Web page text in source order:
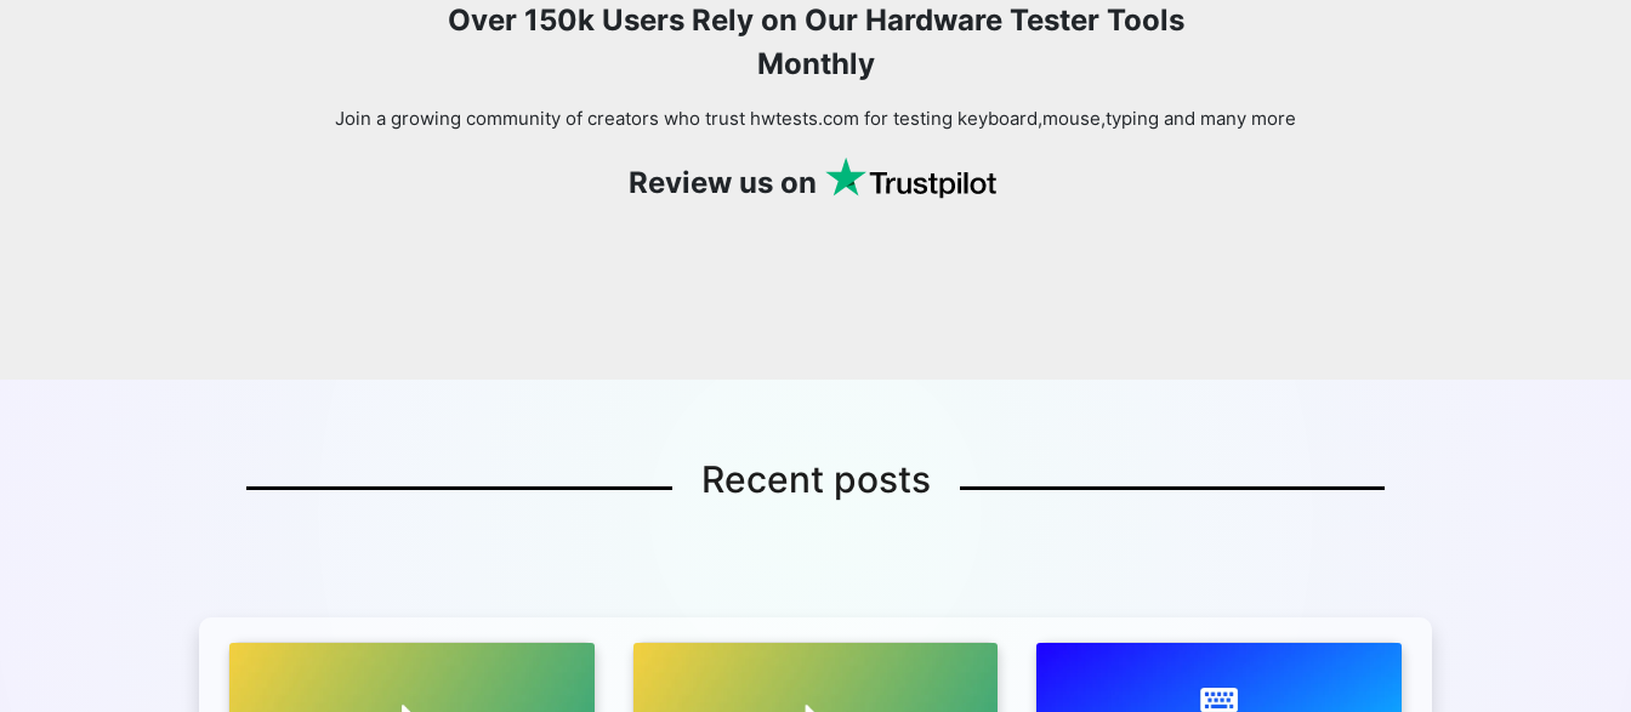
Over 150k Users Rely on Our Hardware Tester Tools
Monthly
Join a growing community of creators who trust hwtests.com for testing keyboard,mouse,typing and many more
Review us on
Recent posts